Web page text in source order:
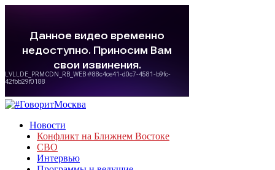
Новости
Конфликт на Ближнем Востоке
СВО
Интервью